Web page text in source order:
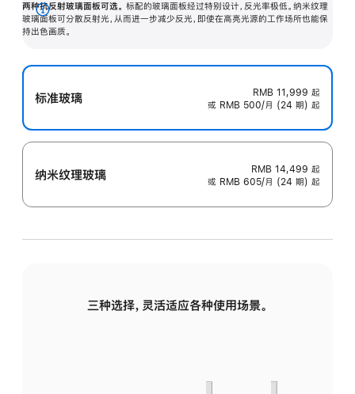
两种抗反射玻璃面板可选。 标配的玻璃面板经过特别设计，反光率极低。纳米纹理
玻璃面板可分散反射光，从而进一步减少反光，即使在高亮光源的工作场所也能保
持出色画质。
展
开
标准玻璃 RMB 11,999 起
或 RMB 500/月 (24 期) 起
纳米纹理玻璃 RMB 14,499 起
或 RMB 605/月 (24 期) 起
三种选择，灵活适应各种使用场景。